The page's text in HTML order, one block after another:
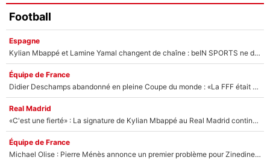
Football
Espagne
Kylian Mbappé et Lamine Yamal changent de chaîne : beIN SPORTS ne digère pas cette décision historique et prédit un fiasco pour la Liga
Équipe de France
Didier Deschamps abandonné en pleine Coupe du monde : «La FFF était déjà passée à Zinedine Zidane»
Real Madrid
«C'est une fierté» : La signature de Kylian Mbappé au Real Madrid continue de régaler l'Espagne
Équipe de France
Michael Olise : Pierre Ménès annonce un premier problème pour Zinedine Zidane en équipe de France